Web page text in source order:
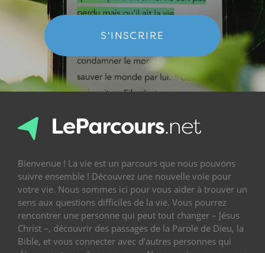
S'INSCRIRE
Bienvenue ! La vie est un parcours que nous pouvons
suivre ensemble ! Découvrez une nouvelle voie pour
votre vie. Nous sommes ici pour vous aider à trouver un
sens aux questions difficiles de la vie. Vous pourrez
rencontrer une personne qui peut tout changer – Jésus
Christ –, découvrir des passages de la Parole de Dieu, la
Bible, et vous connecter avec d’autres personnes qui